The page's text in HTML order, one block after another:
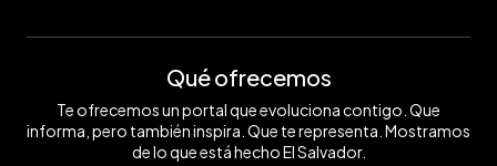
Qué ofrecemos
Te ofrecemos un portal que evoluciona contigo. Que
informa, pero también inspira. Que te representa. Mostramos
de lo que está hecho El Salvador.